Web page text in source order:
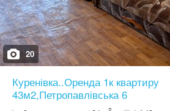
20
Куренівка..Оренда 1к квартиру
43м2,Петропавлівська 6